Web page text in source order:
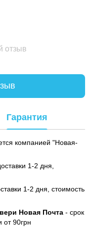
отзыв
Гарантия
компанией "Новая-
1-2 дня,
1-2 дня, стоимость
Новая Почта - срок
от 90грн